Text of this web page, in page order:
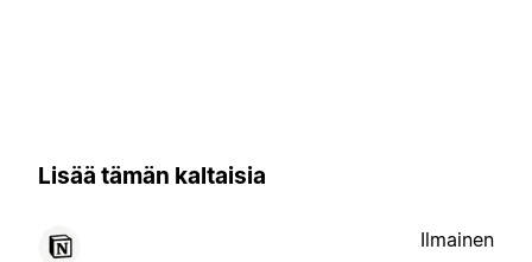
Lisää tämän kaltaisia
Ilmainen